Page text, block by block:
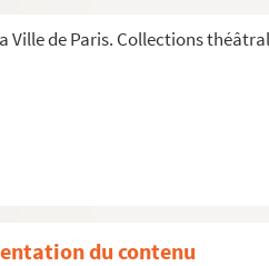
Ville de Paris. Collections
Populaire)
du contenu